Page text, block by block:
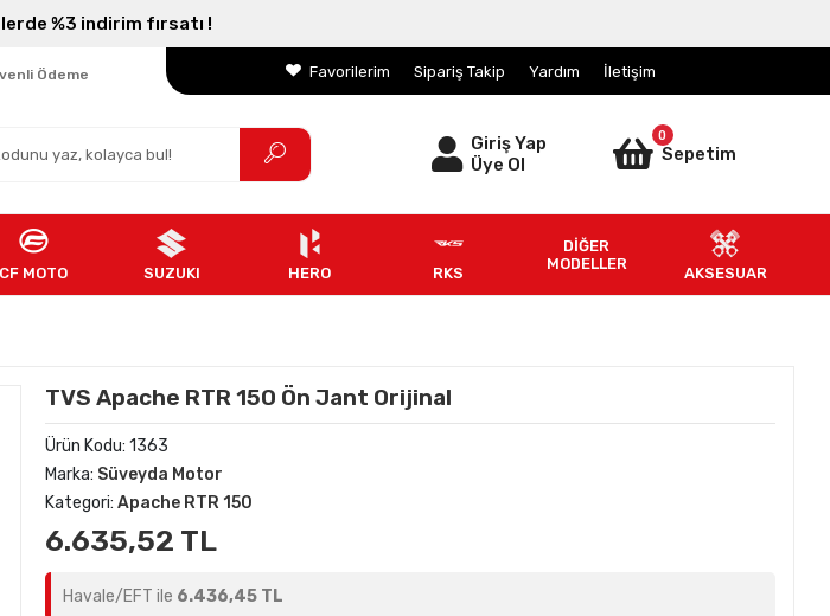
%3 indirim fırsatı !
Online Adresi
Ödeme
Favorilerim Sipariş Takip Yardım İletişim
Giriş Yap
Üye Ol
0
Sepetim
CF MOTO SUZUKI HERO RKS
DİĞER
MODELLER
AKSESUAR
TVS Apache RTR 150 Ön Jant Orijinal
Ürün Kodu: 1363
Marka: Süveyda Motor
Kategori: Apache RTR 150
6.635,52 TL
Havale/EFT ile 6.436,45 TL